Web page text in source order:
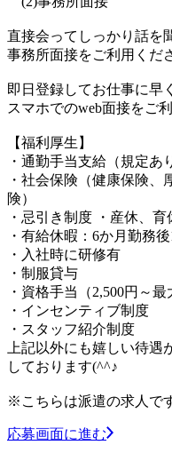
直接会ってしっかり話を
事務所面接をご利用くだ
即日登録してお仕事に早
スマホでのweb面接をご
【福利厚生】
・通勤手当支給（規定あ
・社会保険（健康保険
険）
・忌引き制度 ・産休、育
・有給休暇：6か月勤務
・入社時に研修有
・制服貸与
・資格手当（2,500円～最
・インセンティブ制度
・スタッフ紹介制度
上記以外にも嬉しい待
しております(^^♪
※こちらは派遣の求人で
応募画面に進む